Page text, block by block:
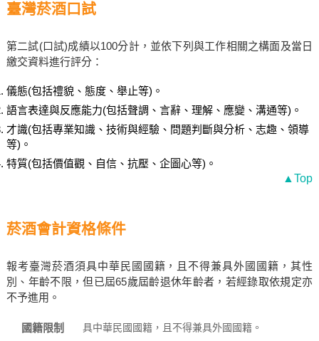
臺灣菸酒口試
第二試(口試)成績以100分計，並依下列與工作相關之構面及當日
繳交資料進行評分：
儀態(包括禮貌、態度、舉止等)。
語言表達與反應能力(包括聲調、言辭、理解、應變、溝通等)。
才識(包括專業知識、技術與經驗、問題判斷與分析、志趣、領導
等)。
特質(包括價值觀、自信、抗壓、企圖心等)。
▲Top
菸酒會計資格條件
報考臺灣菸酒須具中華民國國籍，且不得兼具外國國籍，其性
別、年齡不限，但已屆65歲屆齡退休年齡者，若經錄取依規定亦
不予進用。
國籍限制 具中華民國國籍，且不得兼具外國國籍。